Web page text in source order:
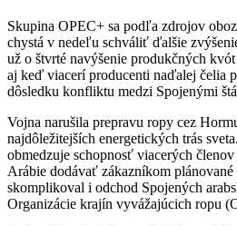
Skupina OPEC+ sa podľa zdrojov
chystá v nedeľu schváliť ďalšie
už o štvrté navýšenie produkčných
aj keď viacerí producenti naďalej čelia
dôsledku konfliktu medzi Spojenými
Vojna narušila prepravu ropy cez
najdôležitejších energetických trás
obmedzuje schopnosť viacerých
Arábie dodávať zákazníkom
skomplikoval i odchod Spojených
Organizácie krajín vyvážajúcich ropu